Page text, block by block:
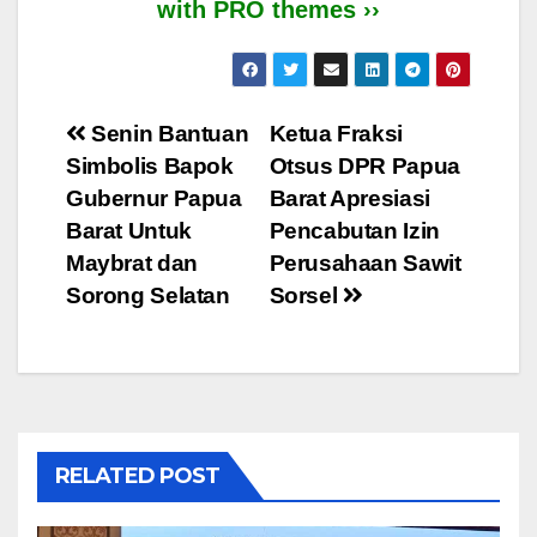
with PRO themes ››
Post
navigation
Ketua Fraksi
Otsus DPR Papua
Barat Apresiasi
Pencabutan Izin
Perusahaan Sawit
Sorsel
Senin Bantuan
Simbolis Bapok
Gubernur Papua
Barat Untuk
Maybrat dan
Sorong Selatan
RELATED POST